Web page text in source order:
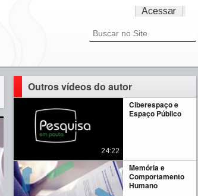
Acessar
Outros vídeos do autor
Ciberespaço e
Espaço Público
24:22
Memória e
Comportamento
Humano